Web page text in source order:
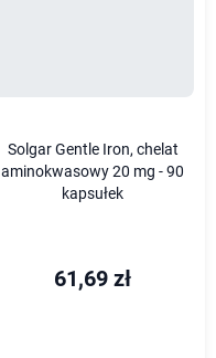
Solgar Gentle Iron, chelat
aminokwasowy 20 mg - 90
kapsułek
61,69 zł